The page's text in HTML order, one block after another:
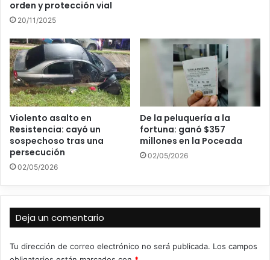
orden y protección vial
20/11/2025
Violento asalto en
Resistencia: cayó un
sospechoso tras una
persecución
02/05/2026
De la peluquería a la
fortuna: ganó $357
millones en la Poceada
02/05/2026
Deja un comentario
Tu dirección de correo electrónico no será publicada. Los campos